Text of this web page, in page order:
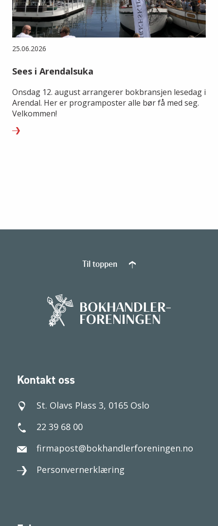
25.06.2026
Sees i Arendalsuka
Onsdag 12. august arrangerer bokbransjen lesedag i
Arendal. Her er programposter alle bør få med seg.
Velkommen!
Kontakt oss
St. Olavs Plass 3, 0165 Oslo
22 39 68 00
firmapost@bokhandlerforeningen.no
Personvernerklæring
Til toppen